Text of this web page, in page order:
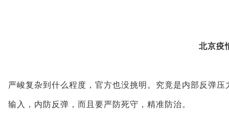
北京疫
严峻复杂到什么程度，官方也没挑明。究竟是内部反弹
输入，内防反弹，而且要严防死守，精准防治。